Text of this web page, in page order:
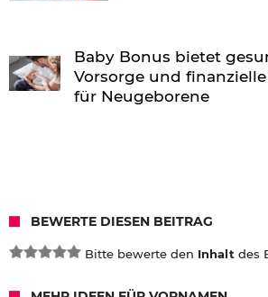
Baby Bonus bietet
Vorsorge und
für Neugeborene
BEWERTE DIESEN BEITRAG
Bitte bewerte den Inhalt des